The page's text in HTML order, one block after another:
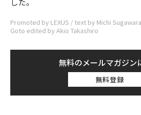
Promoted by LEXUS / text by Michi
Goto edited by Akio Takashiro
無料のメールマガジン
無料登録